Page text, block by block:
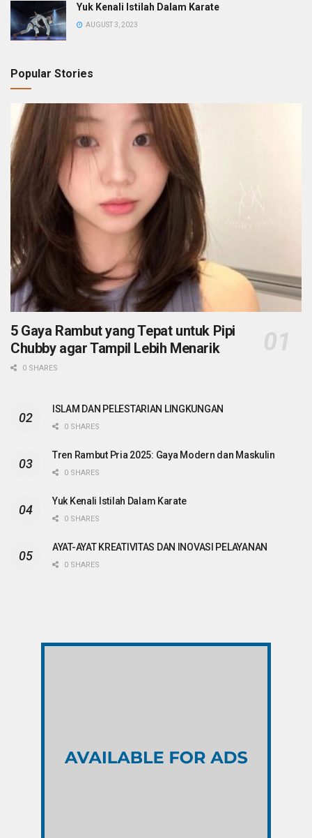
Yuk Kenali Istilah Dalam Karate
AUGUST 3, 2023
Popular Stories
5 Gaya Rambut yang Tepat untuk Pipi
Chubby agar Tampil Lebih Menarik
0 SHARES
ISLAM DAN PELESTARIAN LINGKUNGAN
0 SHARES
Tren Rambut Pria 2025: Gaya Modern dan Maskulin
0 SHARES
Yuk Kenali Istilah Dalam Karate
0 SHARES
AYAT-AYAT KREATIVITAS DAN INOVASI PELAYANAN
0 SHARES